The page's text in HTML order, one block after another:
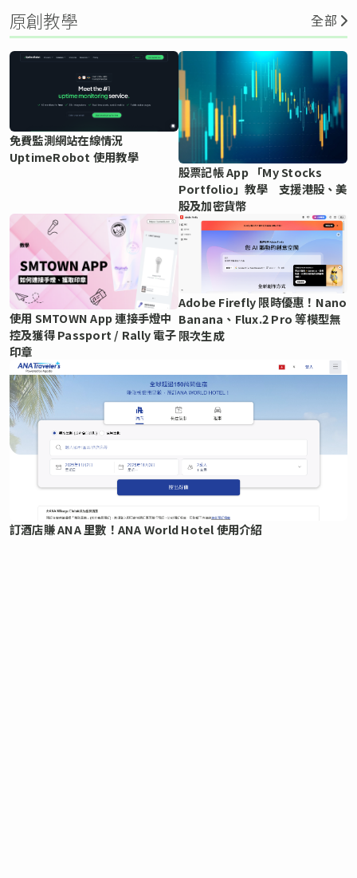
原創教學 全部
免費監測網站在線情況
UptimeRobot 使用教學
股票記帳 App 「My Stocks
Portfolio」教學 支援港股、美
股及加密貨幣
使用 SMTOWN App 連接手燈中
控及獲得 Passport / Rally 電子
印章
Adobe Firefly 限時優惠！Nano
Banana、Flux.2 Pro 等模型無
限次生成
訂酒店賺 ANA 里數！ANA World Hotel 使用介紹